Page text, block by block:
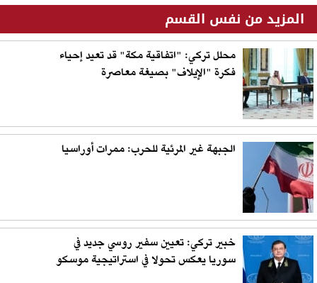
المزيد من نفس القسم
محلل تركي: "اتفاقية مكة" قد تعيد إحياء
فكرة "الإيلاف" بصيغة معاصرة
الجبهة غير المرئية للحرب: ممرات أوراسيا
خبير تركي: تعيين سفير روسي جديد في
سوريا يعكس تحولا في استراتيجية موسكو